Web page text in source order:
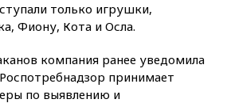
только игрушки,
Фиону, Кота и Осла.
компания ранее уведомила
принимает
по выявлению и